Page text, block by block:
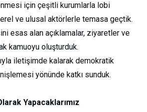
için çeşitli kurumlarla lobi
ve ulusal aktörlerle temasa geçtik.
esas alan açıklamalar, ziyaretler ve
kamuoyu oluşturduk.
iletişimde kalarak demokratik
yönünde katkı sunduk.
Yapacaklarımız